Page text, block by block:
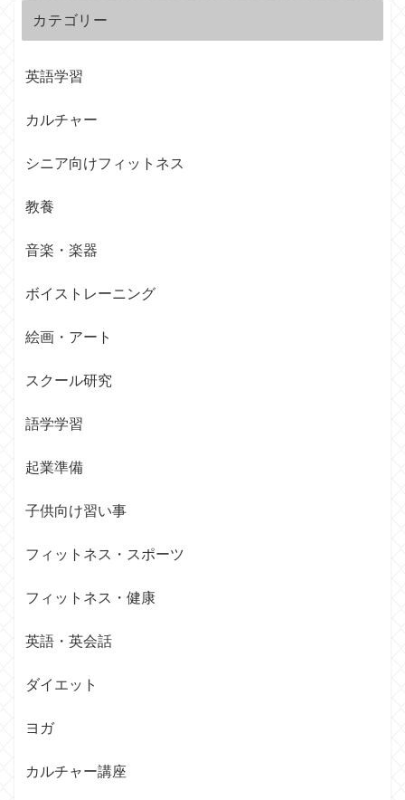
カテゴリー
英語学習
カルチャー
シニア向けフィットネス
教養
音楽・楽器
ボイストレーニング
絵画・アート
スクール研究
語学学習
起業準備
子供向け習い事
フィットネス・スポーツ
フィットネス・健康
英語・英会話
ダイエット
ヨガ
カルチャー講座